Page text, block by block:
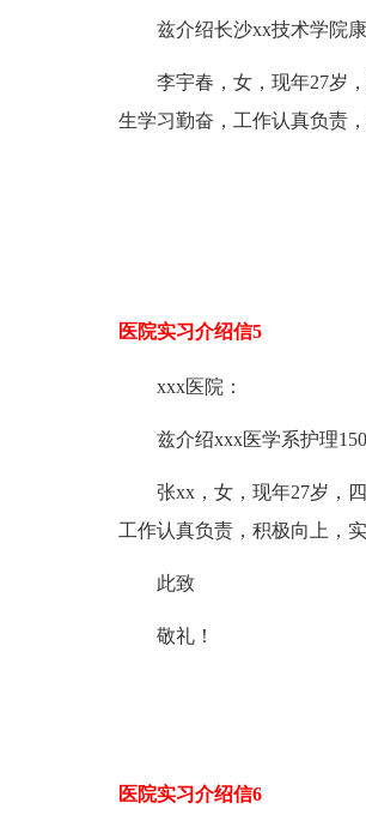
兹介绍长沙xx技术学院
李宇春，女，现年27岁
生学习勤奋，工作认真负责
医院实习介绍信5
xxx医院：
兹介绍xxx医学系护理
张xx，女，现年27岁，
工作认真负责，积极向上，
此致
敬礼！
医院实习介绍信6